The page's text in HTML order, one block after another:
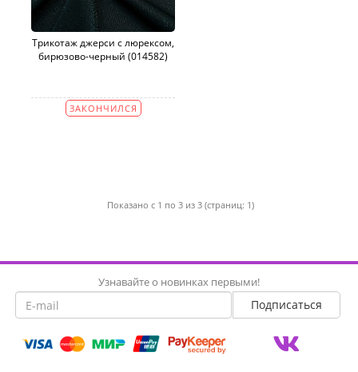
Трикотаж джерси с люрексом,
бирюзово-черный (014582)
ЗАКОНЧИЛСЯ
Показано с 1 по 3 из 3 (страниц: 1)
Узнавайте о новинках первыми!